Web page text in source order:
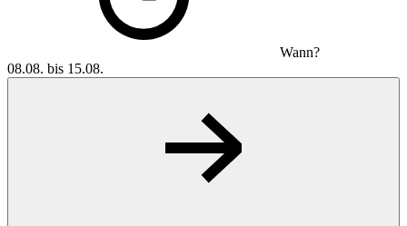
Wann?
08.08. bis 15.08.